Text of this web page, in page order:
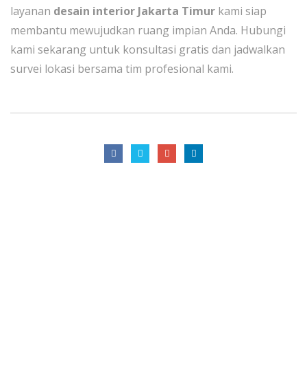
layanan desain interior Jakarta Timur kami siap
membantu mewujudkan ruang impian Anda. Hubungi
kami sekarang untuk konsultasi gratis dan jadwalkan
survei lokasi bersama tim profesional kami.